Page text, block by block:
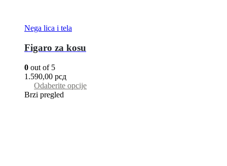
Nega lica i tela
Figaro za kosu
0 out of 5
1.590,00 рсд
Odaberite opcije
Brzi pregled